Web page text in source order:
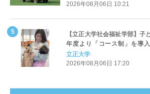
2026年08月06日 10:21
【立正大学社会福祉学部】子
年度より「コース制」を導
「初等教育」「子ども心理」
すキャリアと学びを明確化〜
立正大学
2026年08月06日 17:20